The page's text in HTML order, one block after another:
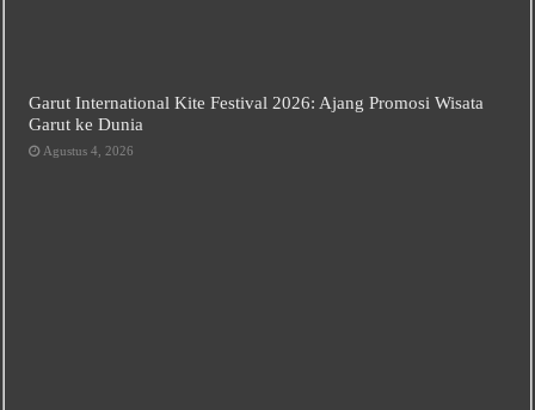
Garut International Kite Festival 2026: Ajang Promosi Wisata
Garut ke Dunia
Agustus 4, 2026